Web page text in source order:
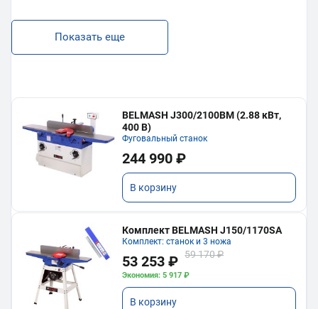
Показать еще
BELMASH J300/2100ВМ (2.88 кВт,
400 В)
Фуговальный станок
244 990 ₽
В корзину
Комплект BELMASH J150/1170SA
Комплект: станок и 3 ножа
53 253 ₽ 59 170 ₽
Экономия: 5 917 ₽
В корзину